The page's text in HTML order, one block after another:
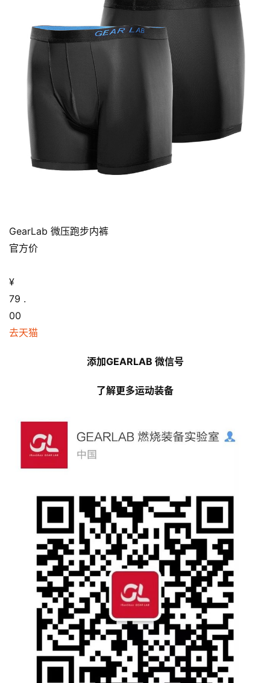
GearLab 微压跑步内裤
官方价
¥
79 .
00
去天猫
添加GEARLAB 微信号
了解更多运动装备